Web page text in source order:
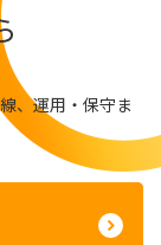
、運用・保守ま